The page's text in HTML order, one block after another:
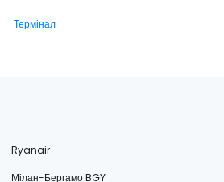
Термінал
Ryanair
Мілан-Бергамо BGY